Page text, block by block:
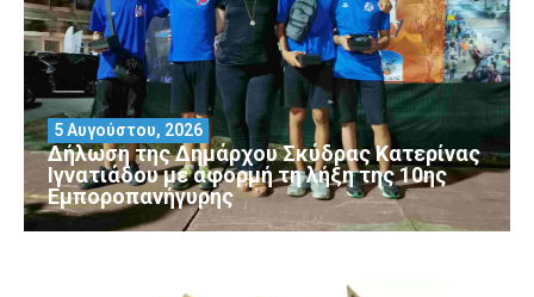
Δήλωση της Δημάρχου Σκύδρας Κατερίνας
Ιγνατιάδου με αφορμή τη λήξη της 10ης
Εμποροπανήγυρης
5 Αυγούστου, 2026